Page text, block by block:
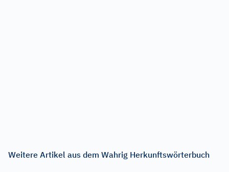
Weitere Artikel aus dem Wahrig Herkunftswörterbuch